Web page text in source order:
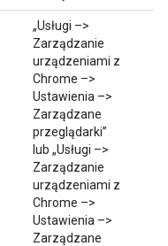
„Usługi –>
Zarządzanie
urządzeniami z
Chrome –>
Ustawienia –>
Zarządzane
przeglądarki”
lub „Usługi –>
Zarządzanie
urządzeniami z
Chrome –>
Ustawienia –>
Zarządzane